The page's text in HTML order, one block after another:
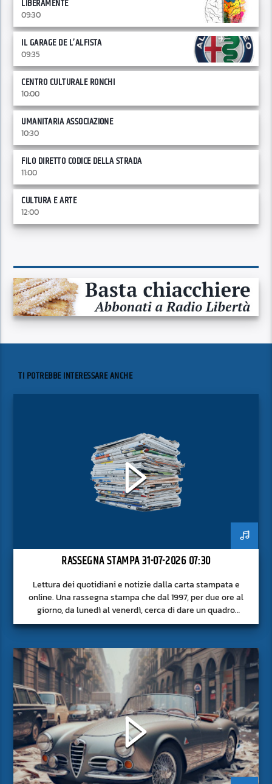
LIBERAMENTE
09:30
IL GARAGE DE L’ALFISTA
09:35
CENTRO CULTURALE RONCHI
10:00
UMANITARIA ASSOCIAZIONE
10:30
FILO DIRETTO CODICE DELLA STRADA
11:00
CULTURA E ARTE
12:00
TI POTREBBE INTERESSARE ANCHE
RASSEGNA STAMPA 31-07-2026 07:30
Lettura dei quotidiani e notizie dalla carta stampata e
online. Una rassegna stampa che dal 1997, per due ore al
giorno, da lunedì al venerdì, cerca di dare un quadro
approfondito delle notizie del giorno, senza fermarsi alla